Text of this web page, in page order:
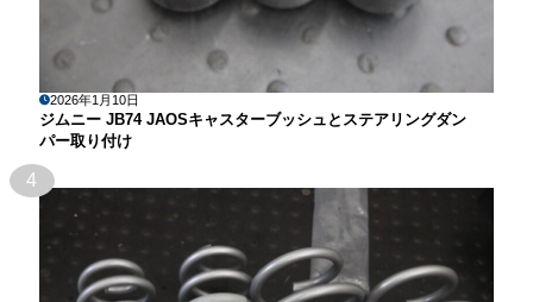
2026年1月10日
ジムニー JB74 JAOSキャスターブッシュとステアリングダン
パー取り付け
4